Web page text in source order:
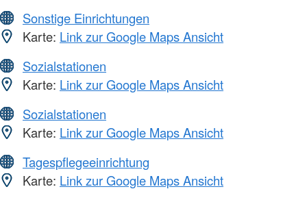
Sonstige Einrichtungen
Karte: Link zur Google Maps Ansicht
Sozialstationen
Karte: Link zur Google Maps Ansicht
Sozialstationen
Karte: Link zur Google Maps Ansicht
Tagespflegeeinrichtung
Karte: Link zur Google Maps Ansicht